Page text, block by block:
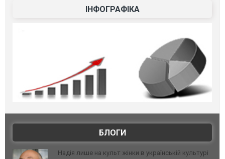
ІНФОГРАФІКА
БЛОГИ
Надія лише на культ жінки в українській культурі